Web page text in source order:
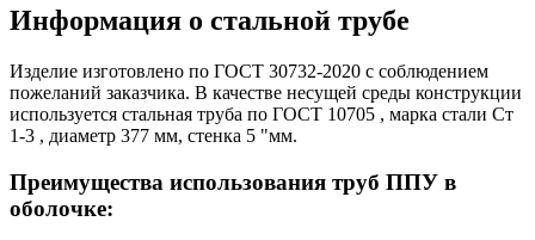
Информация о стальной трубе
Изделие изготовлено по ГОСТ 30732-2020 с соблюдением
пожеланий заказчика. В качестве несущей среды конструкции
используется стальная труба по ГОСТ 10705 , марка стали Ст
1-3 , диаметр 377 мм, стенка 5 "мм.
Преимущества использования труб ППУ в
оболочке: